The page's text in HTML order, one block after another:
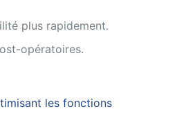
plus rapidement.
opératoires.
les fonctions